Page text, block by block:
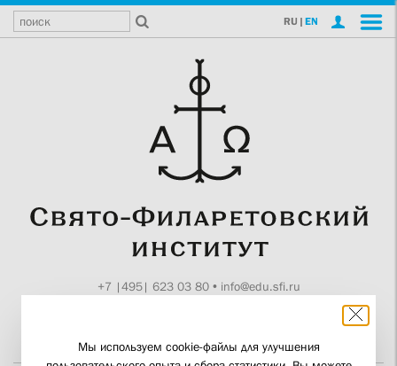
RU | EN
+7 |495| 623 03 80• info@edu.sfi.ru
Мы используем cookie-файлы для улучшения